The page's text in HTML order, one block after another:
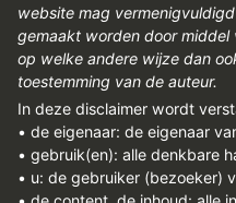
website mag
gemaakt worden door
op welke andere wijze dan
toestemming van de auteur.
In deze disclaimer wordt
• de eigenaar: de eigenaar
• gebruik(en): alle denkbare
• u: de gebruiker (bezoeker)